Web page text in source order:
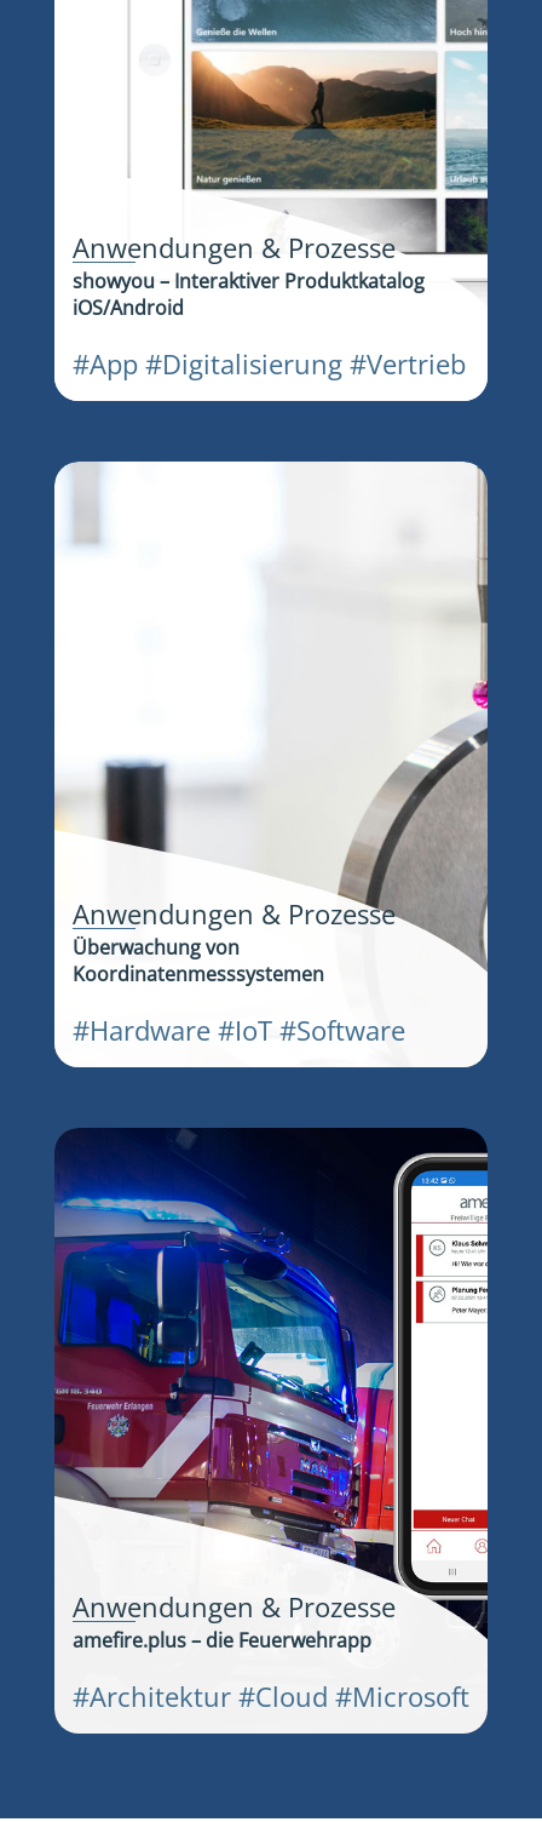
Anwendungen & Prozesse
showyou – Interaktiver Produktkatalog
iOS/Android
#App #Digitalisierung #Vertrieb
Anwendungen & Prozesse
Überwachung von
Koordinatenmesssystemen
#Hardware #IoT #Software
Anwendungen & Prozesse
amefire.plus – die Feuerwehrapp
#Architektur #Cloud #Microsoft